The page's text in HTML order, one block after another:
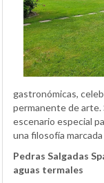
gastronómicas,
permanente de arte.
escenario especial
una filosofía
Pedras Salgadas
aguas termales